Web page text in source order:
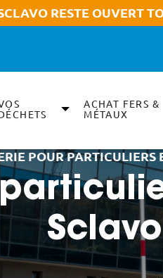
RESTE OUVERT
ACHAT FERS &
MÉTAUX
POUR PARTICULIERS
Sclavo